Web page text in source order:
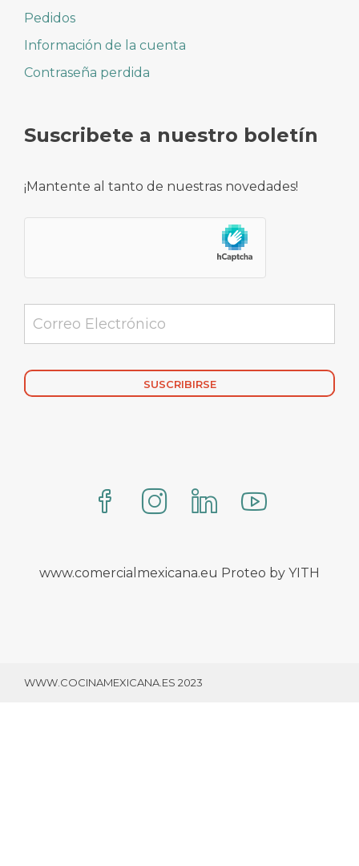
Pedidos
Información de la cuenta
Contraseña perdida
Suscribete a nuestro boletín
¡Mantente al tanto de nuestras novedades!
www.comercialmexicana.eu Proteo by YITH
WWW.COCINAMEXICANA.ES 2023